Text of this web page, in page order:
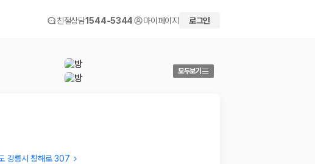
친절상담1544-5344 마이페이지 로그인
모두보기
강릉시 창해로 307